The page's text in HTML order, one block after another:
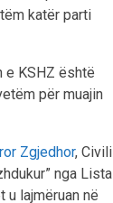
katër parti
e KSHZ është
për muajin
Zgjedhor, Civili
nga Lista
lajmëruan në